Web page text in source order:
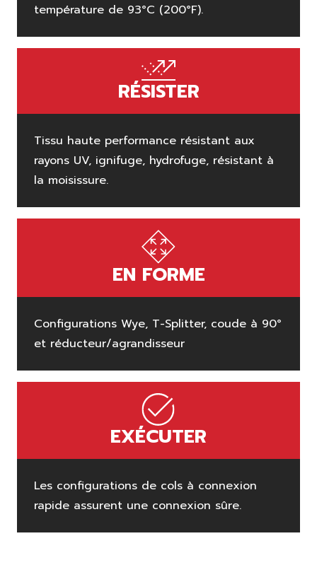
température de 93°C (200°F).
RÉSISTER
Tissu haute performance résistant aux
rayons UV, ignifuge, hydrofuge, résistant à
la moisissure.
EN FORME
Configurations Wye, T-Splitter, coude à 90°
et réducteur/agrandisseur
EXÉCUTER
Les configurations de cols à connexion
rapide assurent une connexion sûre.